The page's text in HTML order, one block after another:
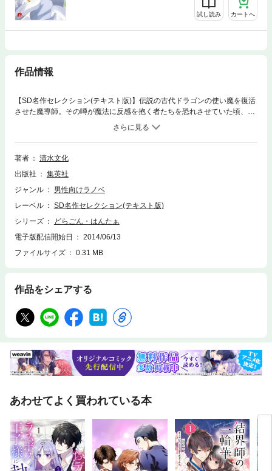
試し読み カートへ
作品情報
【SD名作セレクション(テキスト版)】伝説の古代ドラゴンの使い魔を復活
させた魔導師。その噂が魔法に反感を抱く者たちを恐れさせていた頃、偉
業をなしとげたはずのノルンは相変わらず魔法を使うと自爆してしまう毎
日を送っていました。常識外の魔力をもちながら、そのコントロールがで
きないノルンはいまだ飛ぶことさえ普通にはできません。そんなノルン
が、バイトに励むふしぎな雰囲気の少女･アエスと出会い、魔法の特訓方
が起きて!? 魔法学園ファンタジー第2弾!!※この商品にはイラストが収録さ
れていません。
著者
清水文化
出版社
集英社
ジャンル
男性向けラノベ
レーベル
SD名作セレクション(テキスト版)
シリーズ
どらごん・はんたぁ
電子版配信開始日
2014/06/13
ファイルサイズ
0.31 MB
作品をシェアする
あわせてよく買われている本